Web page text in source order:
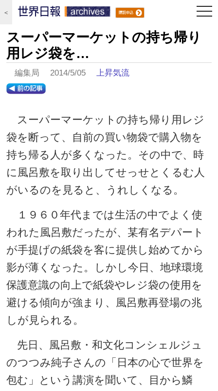
＜
スーパーマーケットの持ち帰り
用レジ袋を…
編集局 2014/5/05上昇気流
スーパーマーケットの持ち帰り用レジ
袋を断って、自前の買い物袋で購入物を
持ち帰る人が多くなった。その中で、時
に風呂敷を取り出してせっせとくるむ人
がいるのを見ると、うれしくなる。
１９６０年代までは生活の中でよく使
われた風呂敷だったが、某有名デパート
が手提げの紙袋を客に提供し始めてから
影が薄くなった。しかし今日、地球環境
保護意識の向上で紙袋やレジ袋の使用を
避ける傾向が強まり、風呂敷再登場の兆
しが見られる。
先日、風呂敷・和文化コンシェルジュ
のつつみ純子さんの「日本の心で世界を
包む」という講演を聞いて、目から鱗